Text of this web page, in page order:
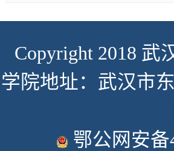
Copyright 2018 武
学院地址：武汉市
鄂公网安